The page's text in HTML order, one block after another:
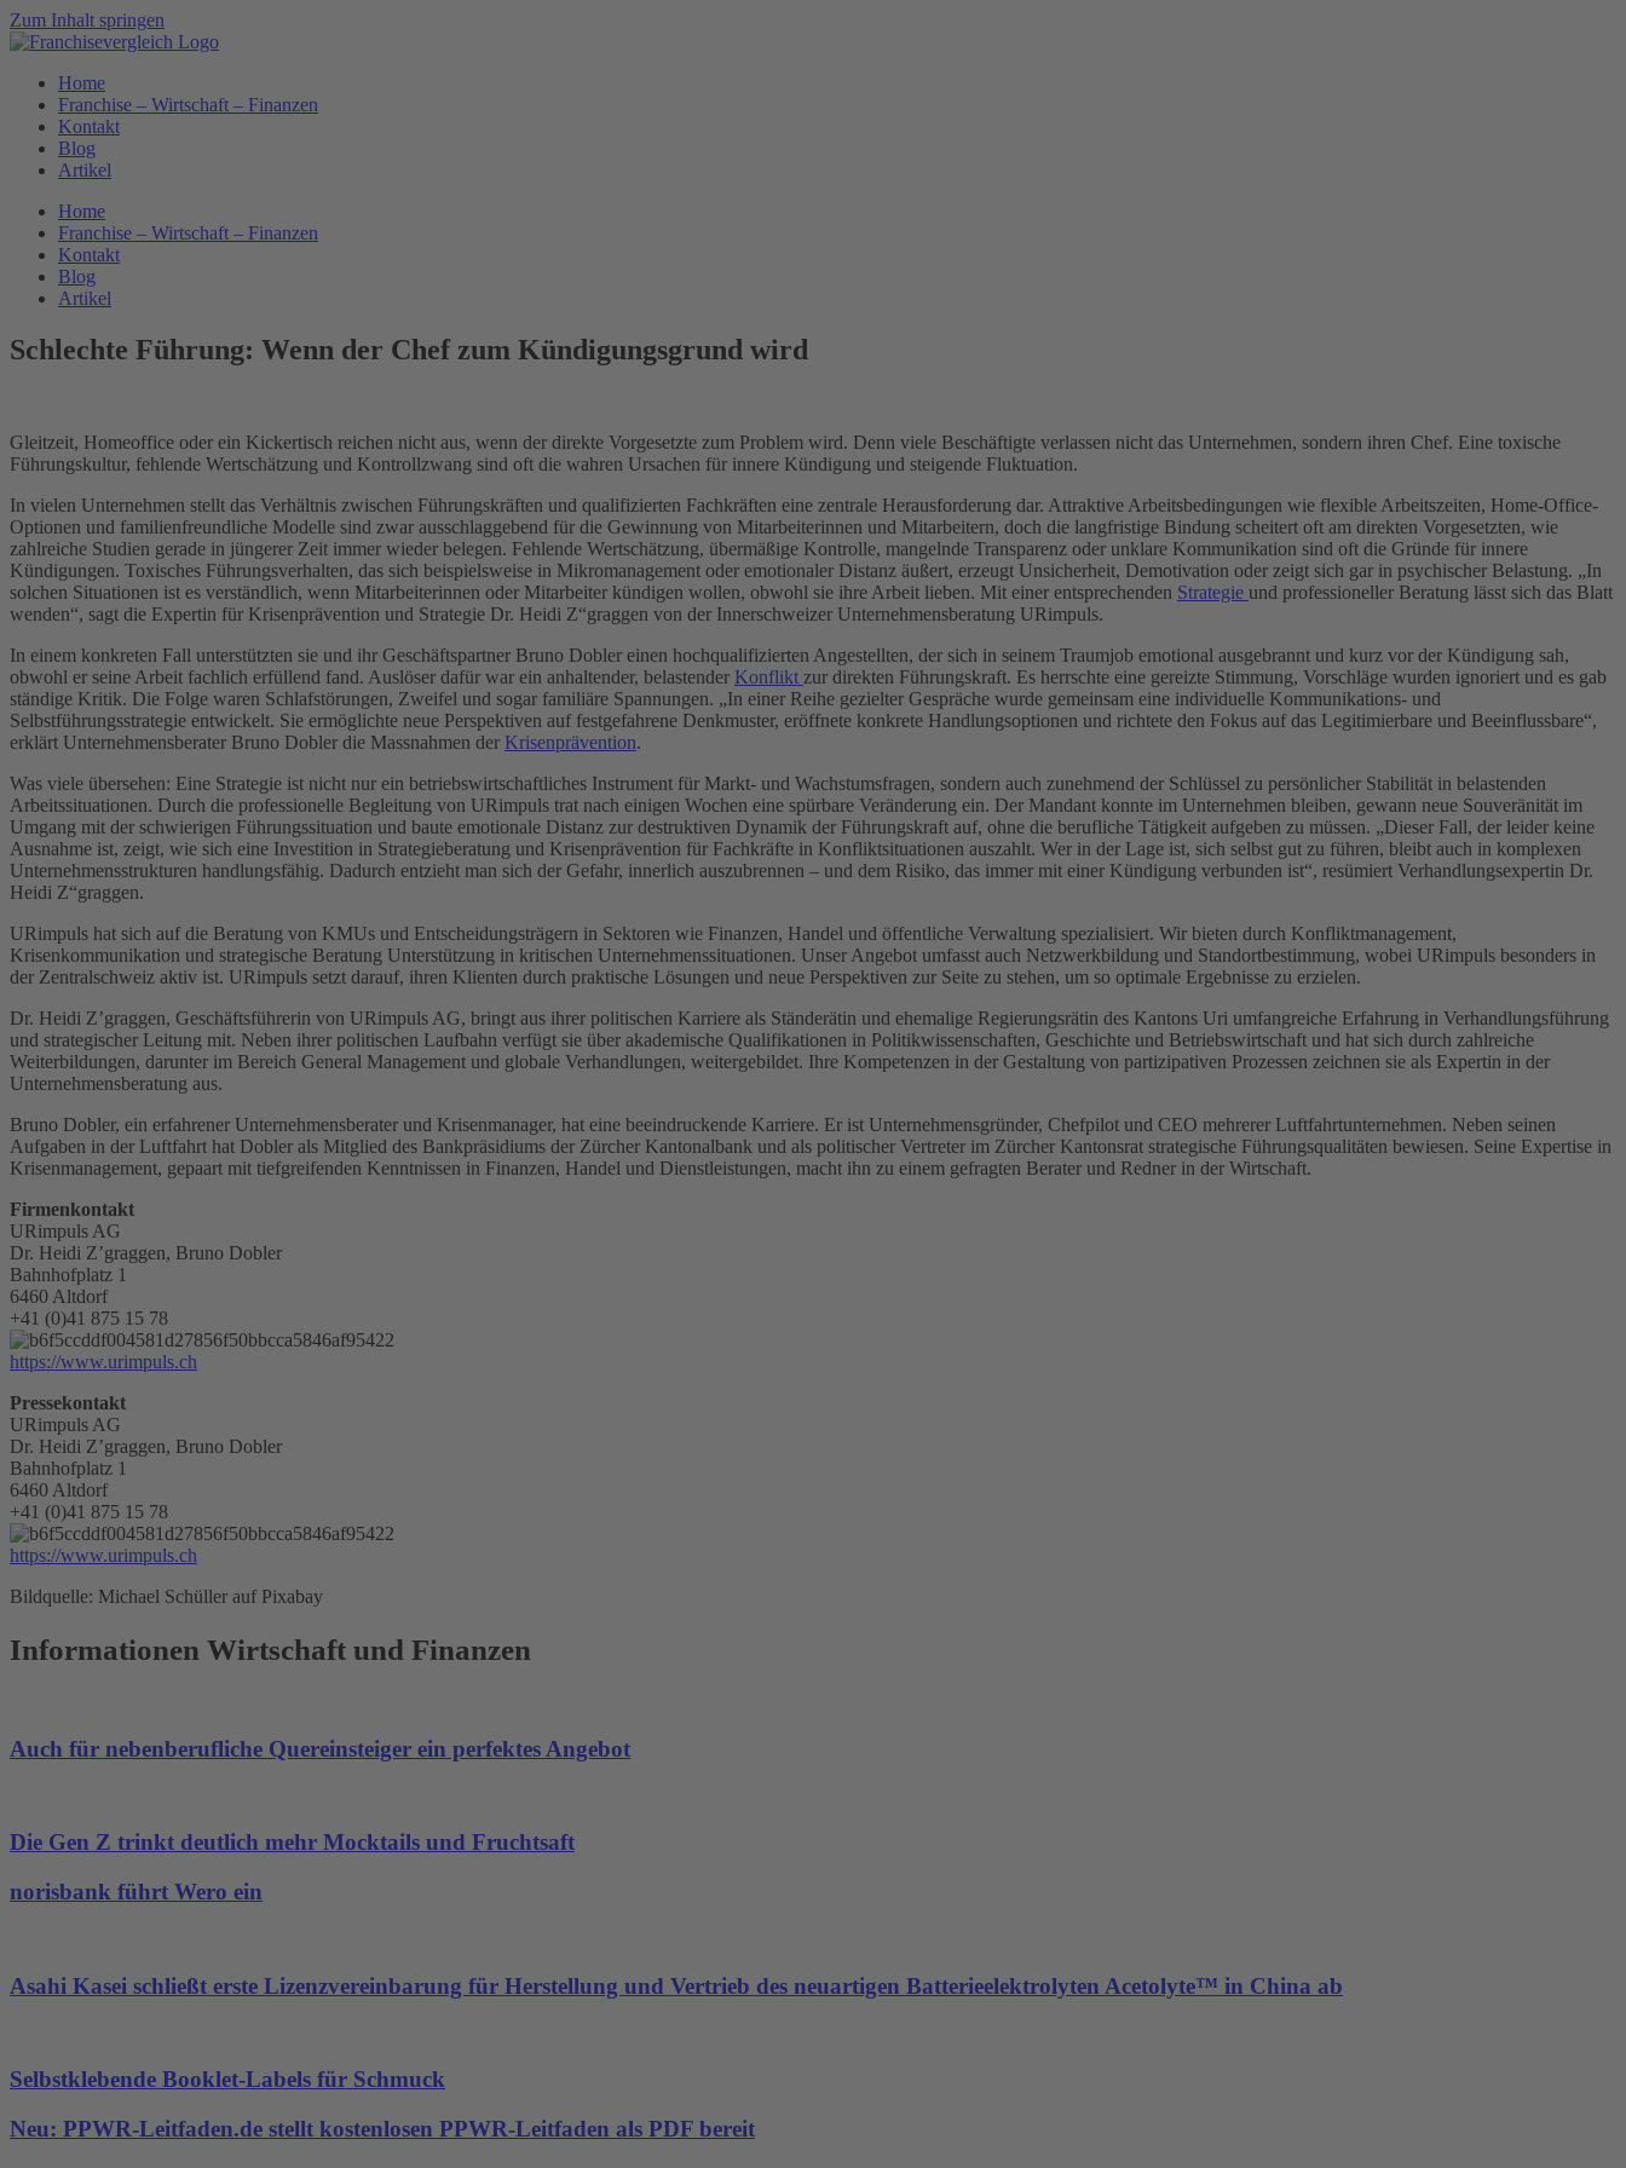
Zum Inhalt springen
Home
Franchise – Wirtschaft – Finanzen
Kontakt
Blog
Artikel
Home
Franchise – Wirtschaft – Finanzen
Kontakt
Blog
Artikel
Schlechte Führung: Wenn der Chef zum Kündigungsgrund wird
Gleitzeit, Homeoffice oder ein Kickertisch reichen nicht aus, wenn der direkte Vorgesetzte zum Problem wird. Denn viele Beschäftigte verlassen nicht das Unternehmen, sondern ihren Chef. Eine toxische
Führungskultur, fehlende Wertschätzung und Kontrollzwang sind oft die wahren Ursachen für innere Kündigung und steigende Fluktuation.
In vielen Unternehmen stellt das Verhältnis zwischen Führungskräften und qualifizierten Fachkräften eine zentrale Herausforderung dar. Attraktive Arbeitsbedingungen wie flexible Arbeitszeiten, Home-Office-
Optionen und familienfreundliche Modelle sind zwar ausschlaggebend für die Gewinnung von Mitarbeiterinnen und Mitarbeitern, doch die langfristige Bindung scheitert oft am direkten Vorgesetzten, wie
zahlreiche Studien gerade in jüngerer Zeit immer wieder belegen. Fehlende Wertschätzung, übermäßige Kontrolle, mangelnde Transparenz oder unklare Kommunikation sind oft die Gründe für innere
Kündigungen. Toxisches Führungsverhalten, das sich beispielsweise in Mikromanagement oder emotionaler Distanz äußert, erzeugt Unsicherheit, Demotivation oder zeigt sich gar in psychischer Belastung. „In
solchen Situationen ist es verständlich, wenn Mitarbeiterinnen oder Mitarbeiter kündigen wollen, obwohl sie ihre Arbeit lieben. Mit einer entsprechenden Strategie und professioneller Beratung lässt sich das Blatt
wenden“, sagt die Expertin für Krisenprävention und Strategie Dr. Heidi Z“graggen von der Innerschweizer Unternehmensberatung URimpuls.
In einem konkreten Fall unterstützten sie und ihr Geschäftspartner Bruno Dobler einen hochqualifizierten Angestellten, der sich in seinem Traumjob emotional ausgebrannt und kurz vor der Kündigung sah,
obwohl er seine Arbeit fachlich erfüllend fand. Auslöser dafür war ein anhaltender, belastender Konflikt zur direkten Führungskraft. Es herrschte eine gereizte Stimmung, Vorschläge wurden ignoriert und es gab
ständige Kritik. Die Folge waren Schlafstörungen, Zweifel und sogar familiäre Spannungen. „In einer Reihe gezielter Gespräche wurde gemeinsam eine individuelle Kommunikations- und
Selbstführungsstrategie entwickelt. Sie ermöglichte neue Perspektiven auf festgefahrene Denkmuster, eröffnete konkrete Handlungsoptionen und richtete den Fokus auf das Legitimierbare und Beeinflussbare“,
erklärt Unternehmensberater Bruno Dobler die Massnahmen der Krisenprävention.
Was viele übersehen: Eine Strategie ist nicht nur ein betriebswirtschaftliches Instrument für Markt- und Wachstumsfragen, sondern auch zunehmend der Schlüssel zu persönlicher Stabilität in belastenden
Arbeitssituationen. Durch die professionelle Begleitung von URimpuls trat nach einigen Wochen eine spürbare Veränderung ein. Der Mandant konnte im Unternehmen bleiben, gewann neue Souveränität im
Umgang mit der schwierigen Führungssituation und baute emotionale Distanz zur destruktiven Dynamik der Führungskraft auf, ohne die berufliche Tätigkeit aufgeben zu müssen. „Dieser Fall, der leider keine
Ausnahme ist, zeigt, wie sich eine Investition in Strategieberatung und Krisenprävention für Fachkräfte in Konfliktsituationen auszahlt. Wer in der Lage ist, sich selbst gut zu führen, bleibt auch in komplexen
Unternehmensstrukturen handlungsfähig. Dadurch entzieht man sich der Gefahr, innerlich auszubrennen – und dem Risiko, das immer mit einer Kündigung verbunden ist“, resümiert Verhandlungsexpertin Dr.
Heidi Z“graggen.
URimpuls hat sich auf die Beratung von KMUs und Entscheidungsträgern in Sektoren wie Finanzen, Handel und öffentliche Verwaltung spezialisiert. Wir bieten durch Konfliktmanagement,
Krisenkommunikation und strategische Beratung Unterstützung in kritischen Unternehmenssituationen. Unser Angebot umfasst auch Netzwerkbildung und Standortbestimmung, wobei URimpuls besonders in
der Zentralschweiz aktiv ist. URimpuls setzt darauf, ihren Klienten durch praktische Lösungen und neue Perspektiven zur Seite zu stehen, um so optimale Ergebnisse zu erzielen.
Dr. Heidi Z’graggen, Geschäftsführerin von URimpuls AG, bringt aus ihrer politischen Karriere als Ständerätin und ehemalige Regierungsrätin des Kantons Uri umfangreiche Erfahrung in Verhandlungsführung
und strategischer Leitung mit. Neben ihrer politischen Laufbahn verfügt sie über akademische Qualifikationen in Politikwissenschaften, Geschichte und Betriebswirtschaft und hat sich durch zahlreiche
Weiterbildungen, darunter im Bereich General Management und globale Verhandlungen, weitergebildet. Ihre Kompetenzen in der Gestaltung von partizipativen Prozessen zeichnen sie als Expertin in der
Unternehmensberatung aus.
Bruno Dobler, ein erfahrener Unternehmensberater und Krisenmanager, hat eine beeindruckende Karriere. Er ist Unternehmensgründer, Chefpilot und CEO mehrerer Luftfahrtunternehmen. Neben seinen
Aufgaben in der Luftfahrt hat Dobler als Mitglied des Bankpräsidiums der Zürcher Kantonalbank und als politischer Vertreter im Zürcher Kantonsrat strategische Führungsqualitäten bewiesen. Seine Expertise in
Krisenmanagement, gepaart mit tiefgreifenden Kenntnissen in Finanzen, Handel und Dienstleistungen, macht ihn zu einem gefragten Berater und Redner in der Wirtschaft.
Firmenkontakt
URimpuls AG
Dr. Heidi Z’graggen, Bruno Dobler
Bahnhofplatz 1
6460 Altdorf
+41 (0)41 875 15 78
https://www.urimpuls.ch
Pressekontakt
URimpuls AG
Dr. Heidi Z’graggen, Bruno Dobler
Bahnhofplatz 1
6460 Altdorf
+41 (0)41 875 15 78
https://www.urimpuls.ch
Bildquelle: Michael Schüller auf Pixabay
Informationen Wirtschaft und Finanzen
Auch für nebenberufliche Quereinsteiger ein perfektes Angebot
Die Gen Z trinkt deutlich mehr Mocktails und Fruchtsaft
norisbank führt Wero ein
Asahi Kasei schließt erste Lizenzvereinbarung für Herstellung und Vertrieb des neuartigen Batterieelektrolyten Acetolyte™ in China ab
Selbstklebende Booklet-Labels für Schmuck
Neu: PPWR-Leitfaden.de stellt kostenlosen PPWR-Leitfaden als PDF bereit